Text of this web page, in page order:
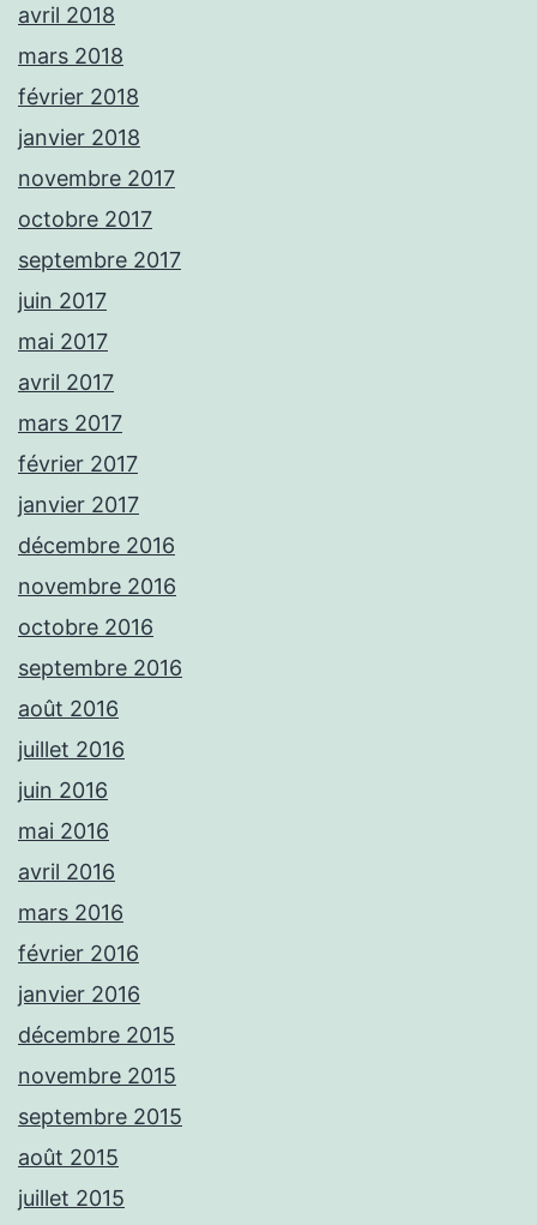
avril 2018
mars 2018
février 2018
janvier 2018
novembre 2017
octobre 2017
septembre 2017
juin 2017
mai 2017
avril 2017
mars 2017
février 2017
janvier 2017
décembre 2016
novembre 2016
octobre 2016
septembre 2016
août 2016
juillet 2016
juin 2016
mai 2016
avril 2016
mars 2016
février 2016
janvier 2016
décembre 2015
novembre 2015
septembre 2015
août 2015
juillet 2015